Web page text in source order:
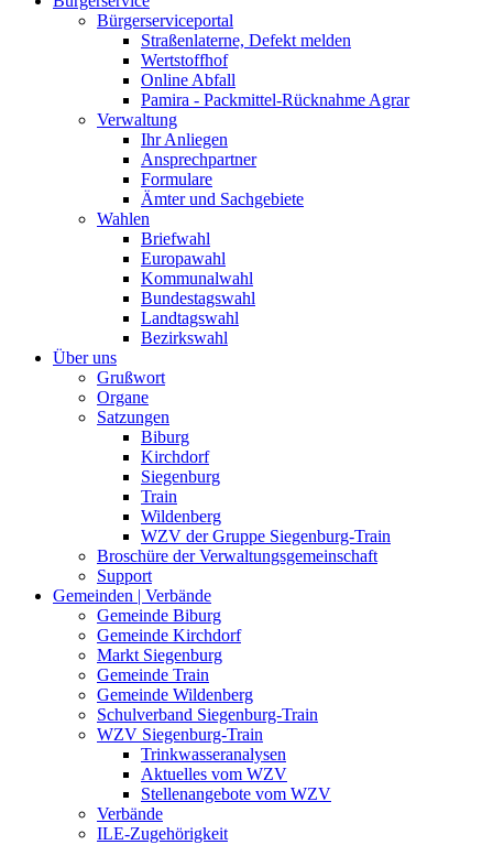
Bürgerserviceportal
Straßenlaterne, Defekt melden
Wertstoffhof
Online Abfall
Pamira - Packmittel-Rücknahme Agrar
Verwaltung
Ihr Anliegen
Ansprechpartner
Formulare
Ämter und Sachgebiete
Wahlen
Briefwahl
Europawahl
Kommunalwahl
Bundestagswahl
Landtagswahl
Bezirkswahl
Über uns
Grußwort
Organe
Satzungen
Biburg
Kirchdorf
Siegenburg
Train
Wildenberg
WZV der Gruppe Siegenburg-Train
Broschüre der Verwaltungsgemeinschaft
Support
Gemeinden | Verbände
Gemeinde Biburg
Gemeinde Kirchdorf
Markt Siegenburg
Gemeinde Train
Gemeinde Wildenberg
Schulverband Siegenburg-Train
WZV Siegenburg-Train
Trinkwasseranalysen
Aktuelles vom WZV
Stellenangebote vom WZV
Verbände
ILE-Zugehörigkeit